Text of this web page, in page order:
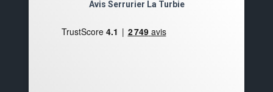
Avis Serrurier La Turbie